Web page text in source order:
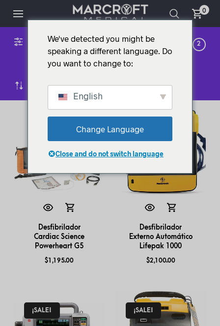
0
DESFIBRILADORES
DEA
ORDEN POR DEFECTO
2
Desfibrilador
Cardiac Science
Powerheart G5
$1,195.00
Desfibrilador
Externo Automático
Lifepak 1000
$2,100.00
¡SALE! ¡SALE!
We've detected you might be
speaking a different language. Do
you want to change to:
English
Change Language
Close and do not switch language